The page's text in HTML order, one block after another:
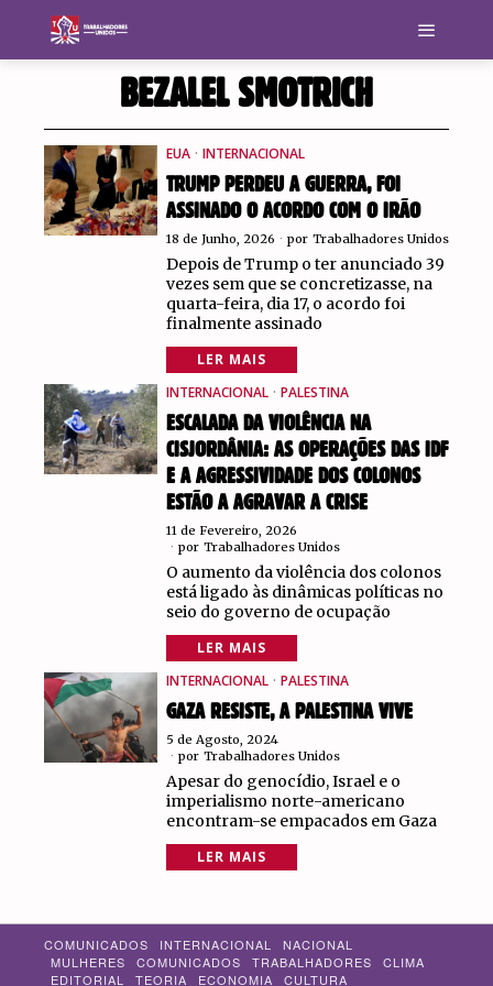
BEZALEL SMOTRICH
EUA · INTERNACIONAL
TRUMP PERDEU A GUERRA, FOI
ASSINADO O ACORDO COM O IRÃO
18 de Junho, 2026 por Trabalhadores Unidos
Depois de Trump o ter anunciado 39
vezes sem que se concretizasse, na
quarta-feira, dia 17, o acordo foi
finalmente assinado
LER MAIS
INTERNACIONAL · PALESTINA
ESCALADA DA VIOLÊNCIA NA
CISJORDÂNIA: AS OPERAÇÕES DAS IDF
E A AGRESSIVIDADE DOS COLONOS
ESTÃO A AGRAVAR A CRISE
11 de Fevereiro, 2026
por Trabalhadores Unidos
O aumento da violência dos colonos
está ligado às dinâmicas políticas no
seio do governo de ocupação
LER MAIS
INTERNACIONAL · PALESTINA
GAZA RESISTE, A PALESTINA VIVE
5 de Agosto, 2024
por Trabalhadores Unidos
Apesar do genocídio, Israel e o
imperialismo norte-americano
encontram-se empacados em Gaza
LER MAIS
COMUNICADOS INTERNACIONAL
NACIONAL
MULHERES
COMUNICADOS TRABALHADORES
CLIMA
EDITORIAL
TEORIA ECONOMIA CULTURA